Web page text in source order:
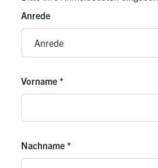
Anrede
Vorname *
Nachname *